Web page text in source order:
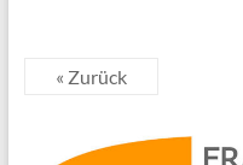
« Zurück